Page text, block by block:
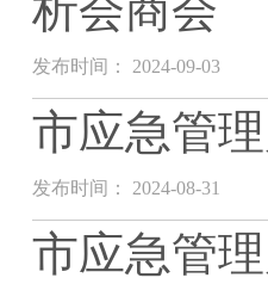
发布时间： 2024-09-03
市应急管
发布时间： 2024-08-31
市应急管